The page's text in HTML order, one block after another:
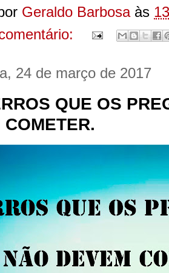
Geraldo Barbosa às
24 de março de 2017
QUE OS
COMETER.